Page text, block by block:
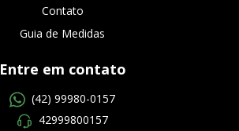
Contato
Guia de Medidas
Entre em contato
(42) 99980-0157
42999800157